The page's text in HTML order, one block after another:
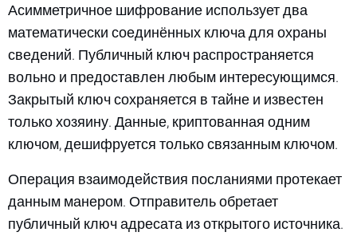
Асимметричное шифрование использует два
математически соединённых ключа для охраны
сведений. Публичный ключ распространяется
вольно и предоставлен любым интересующимся.
Закрытый ключ сохраняется в тайне и известен
только хозяину. Данные, криптованная одним
ключом, дешифруется только связанным ключом.
Операция взаимодействия посланиями протекает
данным манером. Отправитель обретает
публичный ключ адресата из открытого источника.